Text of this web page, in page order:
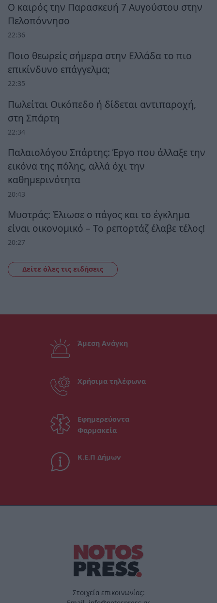
Ο καιρός την Παρασκευή 7 Αυγούστου στην
Πελοπόννησο
22:36
Ποιο θεωρείς σήμερα στην Ελλάδα το πιο
επικίνδυνο επάγγελμα;
22:35
Πωλείται Οικόπεδο ή δίδεται αντιπαροχή,
στη Σπάρτη
22:34
Παλαιολόγου Σπάρτης: Έργο που άλλαξε την
εικόνα της πόλης, αλλά όχι την
καθημερινότητα
20:43
Μυστράς: Έλιωσε ο πάγος και το έγκλημα
είναι οικονομικό – Το ρεπορτάζ έλαβε τέλος!
20:27
Δείτε όλες τις ειδήσεις
Άμεση Ανάγκη
Χρήσιμα τηλέφωνα
Εφημερεύοντα
Φαρμακεία
Κ.Ε.Π Δήμων
Στοιχεία επικοινωνίας: